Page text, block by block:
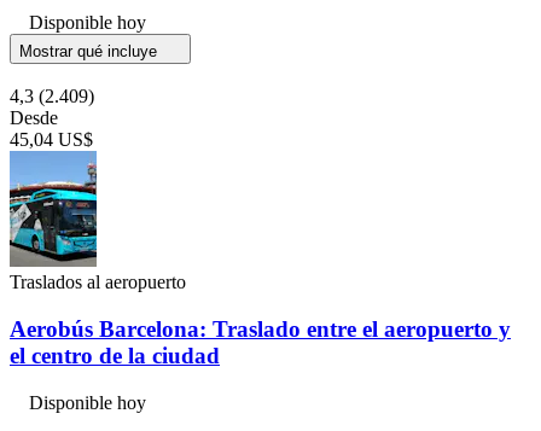
Disponible hoy
Mostrar qué incluye
4,3 (2.409)
Desde
45,04 US$
Traslados al aeropuerto
Aerobús Barcelona: Traslado entre el aeropuerto y
el centro de la ciudad
Disponible hoy